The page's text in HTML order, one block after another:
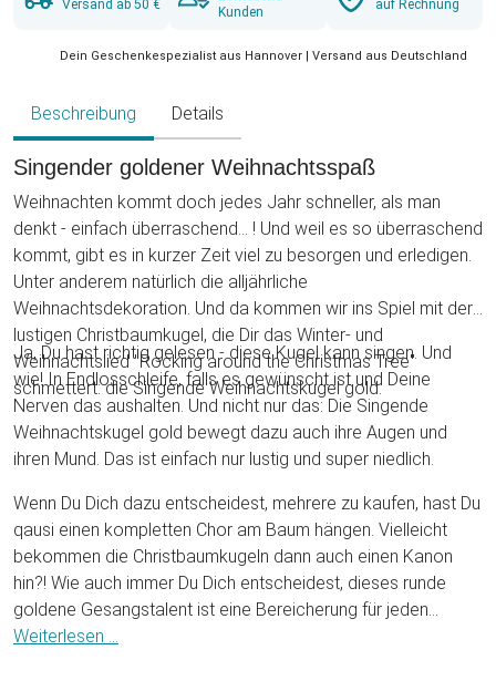
Versand ab 50 €
Kunden
auf Rechnung
Dein Geschenkespezialist aus Hannover | Versand aus Deutschland
Beschreibung Details
Singender goldener Weihnachtsspaß
Weihnachten kommt doch jedes Jahr schneller, als man
denkt - einfach überraschend... ! Und weil es so überraschend
kommt, gibt es in kurzer Zeit viel zu besorgen und erledigen.
Unter anderem natürlich die alljährliche
Weihnachtsdekoration. Und da kommen wir ins Spiel mit der
lustigen Christbaumkugel, die Dir das Winter- und
Weihnachtslied "Rocking around the Christmas Tree"
schmettert: die Singende Weihnachtskugel gold.
Ja, Du hast richtig gelesen - diese Kugel kann singen. Und
wie! In Endlosschleife, falls es gewünscht ist und Deine
Nerven das aushalten. Und nicht nur das: Die Singende
Weihnachtskugel gold bewegt dazu auch ihre Augen und
ihren Mund. Das ist einfach nur lustig und super niedlich.
Wenn Du Dich dazu entscheidest, mehrere zu kaufen, hast Du
qausi einen kompletten Chor am Baum hängen. Vielleicht
bekommen die Christbaumkugeln dann auch einen Kanon
hin?! Wie auch immer Du Dich entscheidest, dieses runde
goldene Gesangstalent ist eine Bereicherung für jeden
geschmückten Haushalt und wird nicht nur Kinderaugen total
Weiterlesen ...